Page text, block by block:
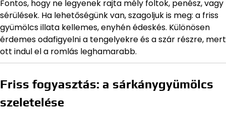
Fontos, hogy ne legyenek rajta mély foltok, penész, vagy
sérülések. Ha lehetőségünk van, szagoljuk is meg: a friss
gyümölcs illata kellemes, enyhén édeskés. Különösen
érdemes odafigyelni a tengelyekre és a szár részre, mert
ott indul el a romlás leghamarabb.
Friss fogyasztás: a sárkánygyümölcs
szeletelése